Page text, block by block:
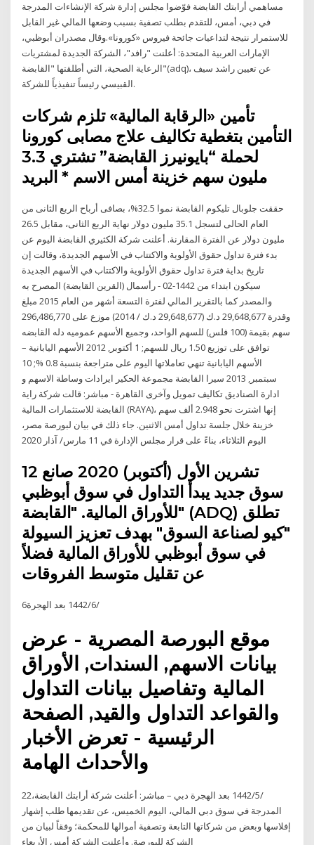
مساهمي أرابتك القابضة فوّضوا مجلس إدارة شركة الإنشاءات المدرجة
في دبي، أمس، للتقدم بطلب تصفية بسبب وضعها المالي غير القابل
للاستمرار نتيجة لتداعيات جائحة فيروس «كورونا».وقال مصدران أبوظبي،
الإمارات العربية المتحدة: أعلنت "رافد"، الشركة الجديدة لمشتريات
الرعاية الصحية، التي أطلقتها "القابضة"(adq)، عن تعيين راشد سيف
القبيسي رئيساً تنفيذياً للشركة.
تأمين «الرقابة المالية» تلزم شركات
التأمين بتغطية تكاليف علاج مصابى كورونا
لحملة “بايونيرز القابضة” تشتري 3.3
مليون سهم خزينة أمس الاسم * البريد
حققت جلوبال تليكوم القابضة نموا 32.5%، بصافى أرباح الربع الثانى من
العام الحالى لتسجل 35.1 مليون دولار نهاية الربع الثانى، مقابل 26.5
مليون دولار عن الفترة المقارنة. أعلنت شركة الكثيري القابضة اليوم عن
بدء فترة تداول حقوق الأولوية والاكتتاب في الأسهم الجديدة، وقالت إن
تاريخ بداية فترة تداول حقوق الأولوية والاكتتاب في الأسهم الجديدة
سيكون ابتداء من 1442-02 - رأسمال (القرين القابضة) المصرح به
والمصدر كما بالتقرير المالي لفترة التسعة أشهر من العام 2015 مبلغ
وقدرة 29,648,677 د.ك (29,648,677 د.ك / 2014) موزع على 296,486,770
سهم بقيمة (100 فلس) للسهم الواحد، وجميع الأسهم عموميه دله القابضه
توافق على توزيع 1.50 ريال للسهم; 1 أكتوبر, 2012 الأسهم اليابانية –
الأسهم اليابانية تنهي تعاملاتها اليوم على متراجعة بنسبة 0.8 %; 10
سبتمبر, 2013 سيرا القابضة مجموعة الحكير ايرادات وساطة الاسهم و
ادارة الصناديق تكاليف تمويل وآخرى القاهرة - مباشر: قالت شركة راية
القابضة للاستثمارات المالية (RAYA)، إنها اشترت نحو 2.948 ألف سهم
خزينة خلال جلسة تداول أمس الاثنين. جاء ذلك في بيان لبورصة مصر،
اليوم الثلاثاء، بناءً على قرار مجلس الإدارة في 11 مارس/ آذار 2020
12 تشرين الأول (أكتوبر) 2020 صانع
سوق جديد يبدأ التداول في سوق أبوظبي
للأوراق المالية. "القابضة" (ADQ) تطلق
"كيو لصناعة السوق" بهدف تعزيز السيولة
في سوق أبوظبي للأوراق المالية فضلاً
عن تقليل متوسط الفروقات
6‏‏/6‏‏/1442 بعد الهجرة
موقع البورصة المصرية - عرض
بيانات الاسهم, السندات, الأوراق
المالية وتفاصيل بيانات التداول
والقواعد التداول والقيد, الصفحة
الرئيسية - تعرض الأخبار
22‏‏/5‏‏/1442 بعد الهجرة دبي – مباشر: أعلنت شركة أرابتك القابضة،
المدرجة في سوق دبي المالي، اليوم الخميس، عن تقديمها طلب إشهار
إفلاسها وبعض من شركاتها التابعة وتصفية أموالها للمحكمة؛ وفقاً لبيان من
الشركة للبورصة. وأعلنت الشركة أمس الأربعاء